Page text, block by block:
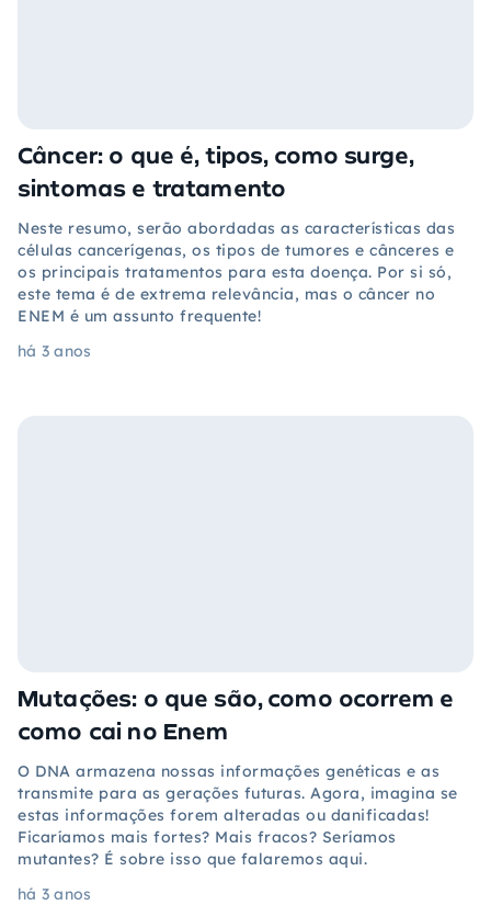
Câncer: o que é, tipos, como surge,
sintomas e tratamento
Neste resumo, serão abordadas as características das
células cancerígenas, os tipos de tumores e cânceres e
os principais tratamentos para esta doença. Por si só,
este tema é de extrema relevância, mas o câncer no
ENEM é um assunto frequente!
há 3 anos
Mutações: o que são, como ocorrem e
como cai no Enem
O DNA armazena nossas informações genéticas e as
transmite para as gerações futuras. Agora, imagina se
estas informações forem alteradas ou danificadas!
Ficaríamos mais fortes? Mais fracos? Seríamos
mutantes? É sobre isso que falaremos aqui.
há 3 anos